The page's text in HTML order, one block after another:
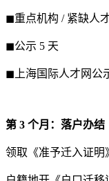
◼重点机构 / 紧缺人
◼公示 5 天
◼上海国际人才网公
第 3 个月：落户办结
领取《准予迁入证明